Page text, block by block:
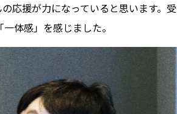
応援が力になっていると思います。
体感」を感じました。